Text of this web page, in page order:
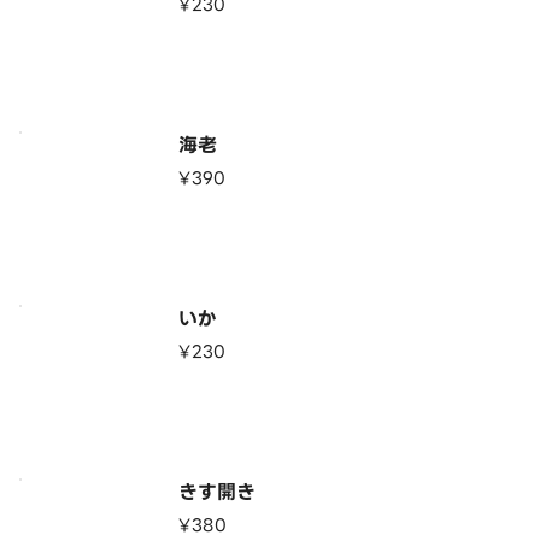
海老
¥390
いか
¥230
きす開き
¥380